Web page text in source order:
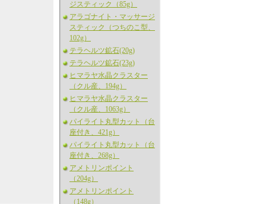
ジスティック（85g）
アラゴナイト・マッサージ
スティック（つちのこ型、
102g）
テラヘルツ鉱石(20g)
テラヘルツ鉱石(23g)
ヒマラヤ水晶クラスター
（クル産、194g）
ヒマラヤ水晶クラスター
（クル産、1063g）
パイライト丸型カット（台
座付き、421g）
パイライト丸型カット（台
座付き、268g）
アメトリンポイント
（204g）
アメトリンポイント
（148g）